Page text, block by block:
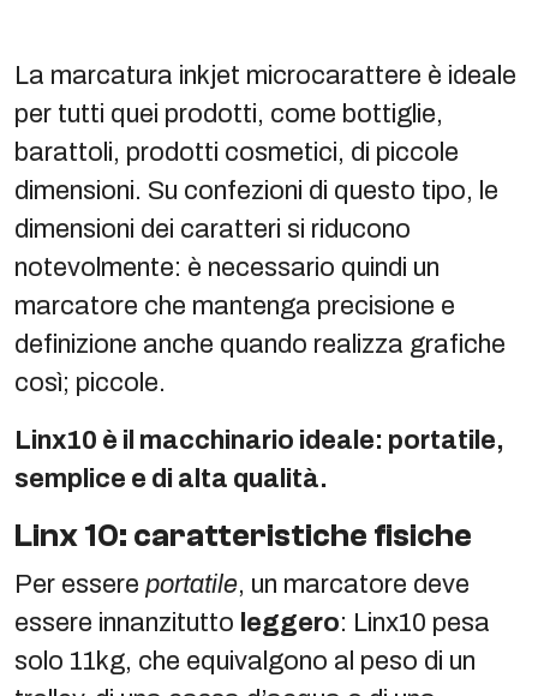
La marcatura inkjet microcarattere è ideale
per tutti quei prodotti, come bottiglie,
barattoli, prodotti cosmetici, di piccole
dimensioni. Su confezioni di questo tipo, le
dimensioni dei caratteri si riducono
notevolmente: è necessario quindi un
marcatore che mantenga precisione e
definizione anche quando realizza grafiche
così; piccole.
Linx10 è il macchinario ideale: portatile,
semplice e di alta qualità.
Linx 10: caratteristiche fisiche
Per essere portatile, un marcatore deve
essere innanzitutto leggero: Linx10 pesa
solo 11kg, che equivalgono al peso di un